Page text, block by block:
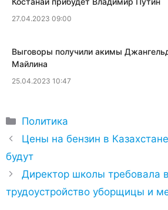
27.04.2023 09:00
​Выговоры получили акимы
Майлина
25.04.2023 10:47
Рубрики
Политика
Цены на бензин в
будут
Директор школы требовала
трудоустройство уборщицы и